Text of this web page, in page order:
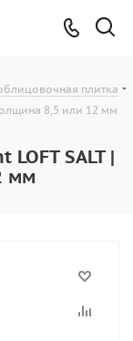
плитка
8,5 или 12 мм
SALT |
мм